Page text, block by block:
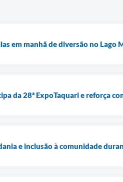
em manhã de diversão no Lago
da 28ª ExpoTaquari e reforça
e inclusão à comunidade